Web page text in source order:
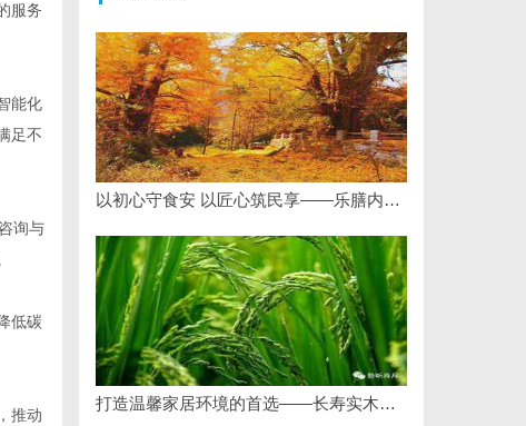
服务
能化
足不
询与
低碳
推动
以初心守食安 以匠心筑民享——乐膳内厨（北京）餐饮管理有限公司创始人石贵民的健康餐饮之道
打造温馨家居环境的首选——长寿实木门详解